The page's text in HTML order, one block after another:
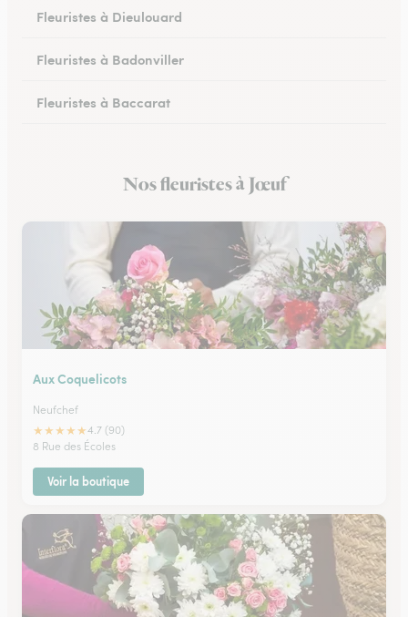
Fleuristes à Dieulouard
Fleuristes à Badonviller
Fleuristes à Baccarat
Fleuristes à LongwyNos fleuristes à Jœuf
Aux Coquelicots
Neufchef
★★★★★4.7 (90)
8 Rue des Écoles
Voir la boutique